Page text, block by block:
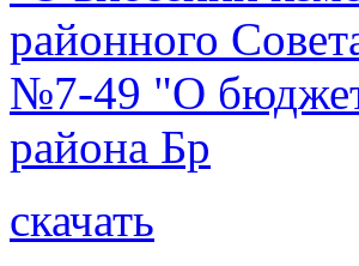
районного
№7-49 "О
района Бр
скачать